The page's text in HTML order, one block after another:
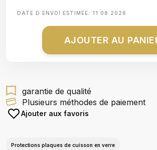
DATE D΄ENVOI ESTIMÉE: 11.08.2026
AJOUTER AU
garantie de qualité
Plusieurs méthodes de paiement
Ajouter aux favoris
Protections plaques de cuisson en verre